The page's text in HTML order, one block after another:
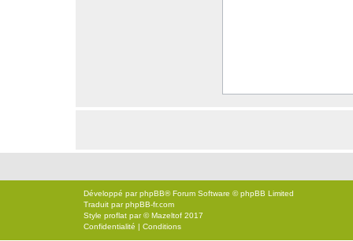
Développé parphpBB® Forum Software © phpBB Limited
Traduit parphpBB-fr.com
Style proflat par ©Mazeltof 2017
Confidentialité | Conditions